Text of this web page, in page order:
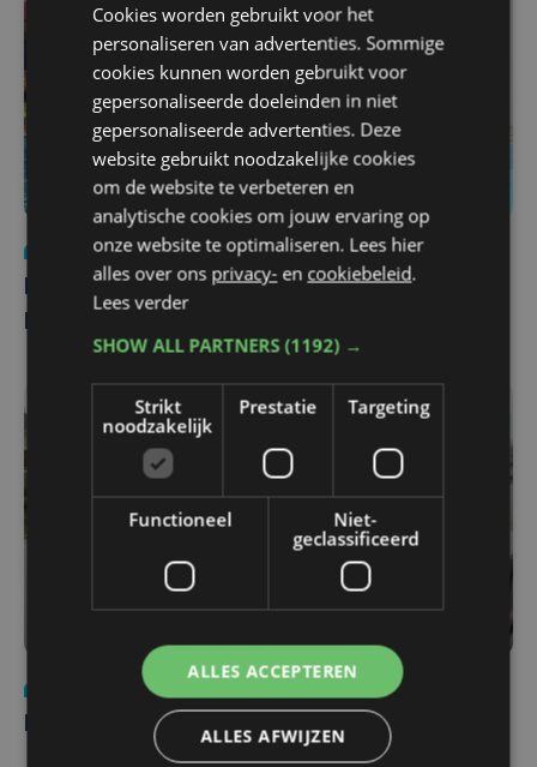
Mobiliteit do 14 februari 2019
Partners samen in zee voor maritieme
Baggerwerken in de IJzer voor pleziervaart
Cookies worden gebruikt voor het
personaliseren van advertenties. Sommige
cookies kunnen worden gebruikt voor
gepersonaliseerde doeleinden in niet
gepersonaliseerde advertenties. Deze
website gebruikt noodzakelijke cookies
om de website te verbeteren en
analytische cookies om jouw ervaring op
onze website te optimaliseren. Lees hier
alles over ons privacy- en cookiebeleid.
Lees verder
SHOW ALL PARTNERS(1192) →
Strikt
noodzakelijk
Prestatie Targeting
Functioneel
Niet-
geclassificeerd
ALLES ACCEPTEREN
ALLES AFWIJZEN